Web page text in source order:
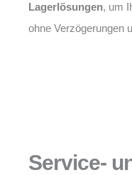
Lagerlösungen, um
ohne Verzögerungen
Service-